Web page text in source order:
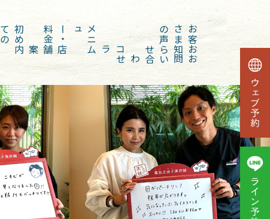
初
め
て
の
方 メ
ニ
ュー
・
料
金 お
客
さ
ま
の
声
店舗案内 コラム
お知らせ
お問い合わせ